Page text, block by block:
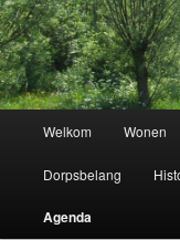
Spring
naar
de
Welkom Wonen
Dorpsbelang
Agenda